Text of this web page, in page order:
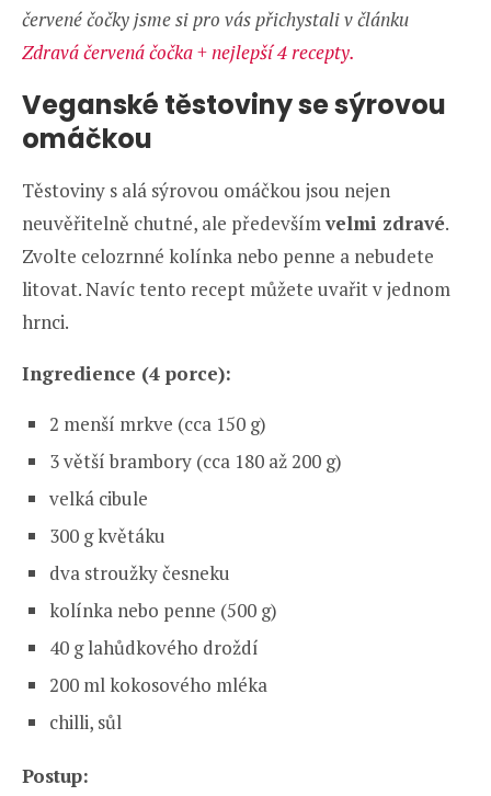
červené čočky jsme si pro vás přichystali v článku
Zdravá červená čočka + nejlepší 4 recepty.
Veganské těstoviny se sýrovou
omáčkou
Těstoviny s alá sýrovou omáčkou jsou nejen
neuvěřitelně chutné, ale především velmi zdravé.
Zvolte celozrnné kolínka nebo penne a nebudete
litovat. Navíc tento recept můžete uvařit v jednom
hrnci.
Ingredience (4 porce):
2 menší mrkve (cca 150 g)
3 větší brambory (cca 180 až 200 g)
velká cibule
300 g květáku
dva stroužky česneku
kolínka nebo penne (500 g)
40 g lahůdkového droždí
200 ml kokosového mléka
chilli, sůl
Postup: